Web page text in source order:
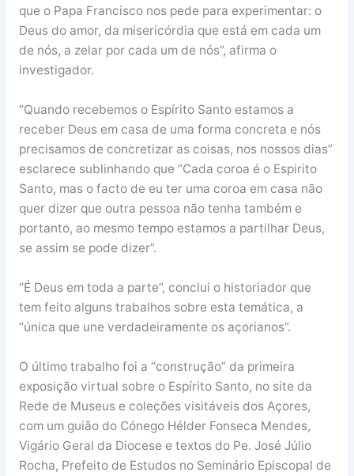
que o Papa Francisco nos pede para experimentar: o
Deus do amor, da misericórdia que está em cada um
de nós, a zelar por cada um de nós”, afirma o
investigador.
“Quando recebemos o Espírito Santo estamos a
receber Deus em casa de uma forma concreta e nós
precisamos de concretizar as coisas, nos nossos dias”
esclarece sublinhando que “Cada coroa é o Espirito
Santo, mas o facto de eu ter uma coroa em casa não
quer dizer que outra pessoa não tenha também e
portanto, ao mesmo tempo estamos a partilhar Deus,
se assim se pode dizer”.
“É Deus em toda a parte”, conclui o historiador que
tem feito alguns trabalhos sobre esta temática, a
“única que une verdadeiramente os açorianos”.
O último trabalho foi a “construção” da primeira
exposição virtual sobre o Espírito Santo, no site da
Rede de Museus e coleções visitáveis dos Açores,
com um guião do Cónego Hélder Fonseca Mendes,
Vigário Geral da Diocese e textos do Pe. José Júlio
Rocha, Prefeito de Estudos no Seminário Episcopal de